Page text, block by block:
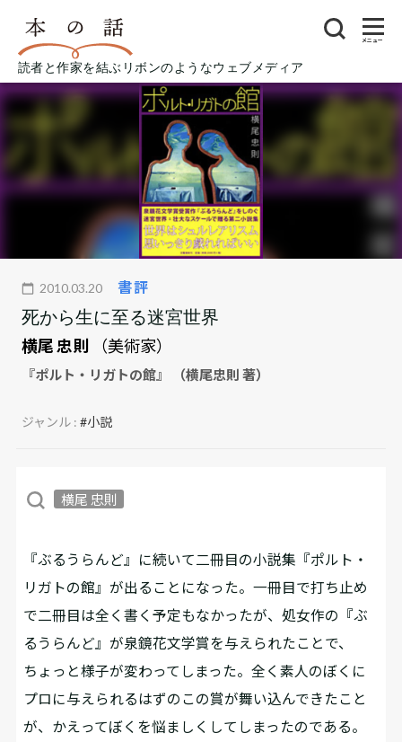
読者と作家を結ぶリボンのようなウェブメディア
メニュー
2010.03.20 書評
死から生に至る迷宮世界
横尾 忠則
（美術家）
『ポルト・リガトの館』 （横尾忠則 著）
ジャンル :#小説
横尾 忠則
『ぶるうらんど』に続いて二冊目の小説集『ポルト・
リガトの館』が出ることになった。一冊目で打ち止め
で二冊目は全く書く予定もなかったが、処女作の『ぶ
るうらんど』が泉鏡花文学賞を与えられたことで、
ちょっと様子が変わってしまった。全く素人のぼくに
プロに与えられるはずのこの賞が舞い込んできたこと
が、かえってぼくを悩ましくしてしまったのである。